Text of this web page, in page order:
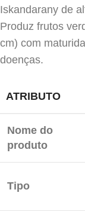
Iskandarany de
Produz frutos
cm) com
doenças.
ATRIBUTO
Nome do
produto
Tipo